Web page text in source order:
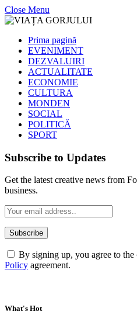
Close Menu
Prima pagină
EVENIMENT
DEZVALUIRI
ACTUALITATE
ECONOMIE
CULTURA
MONDEN
SOCIAL
POLITICĂ
SPORT
Subscribe to Updates
Get the latest creative news from
business.
By signing up, you agree to the
Policy agreement.
What's Hot